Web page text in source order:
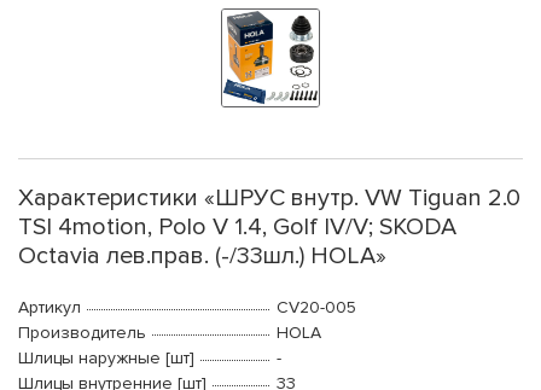
Характеристики «ШРУС внутр. VW Tiguan 2.0
TSI 4motion, Polo V 1.4, Golf IV/V; SKODA
Octavia лев.прав. (-/33шл.) HOLA»
Артикул
CV20-005
Производитель
HOLA
Шлицы наружные [шт]
-
Шлицы внутренние [шт]
33